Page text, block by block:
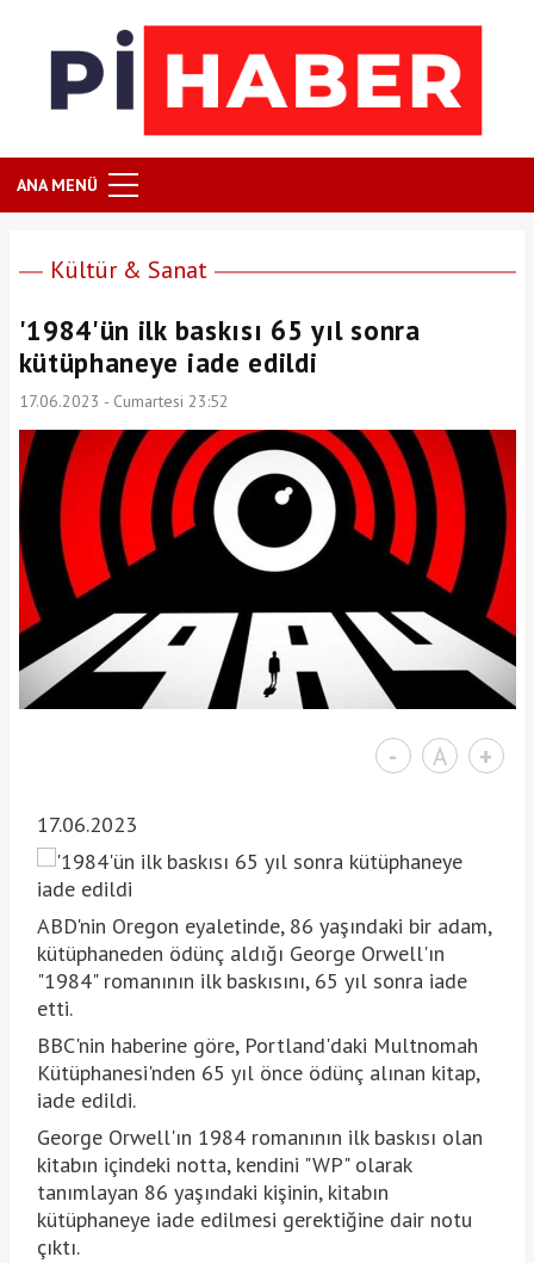
ANA MENÜ
Kültür & Sanat
'1984'ün ilk baskısı 65 yıl sonra
kütüphaneye iade edildi
17.06.2023 - Cumartesi 23:52
- A +
17.06.2023
ABD'nin Oregon eyaletinde, 86 yaşındaki bir adam,
kütüphaneden ödünç aldığı George Orwell'ın
"1984" romanının ilk baskısını, 65 yıl sonra iade
etti.
BBC'nin haberine göre, Portland'daki Multnomah
Kütüphanesi'nden 65 yıl önce ödünç alınan kitap,
iade edildi.
George Orwell'ın 1984 romanının ilk baskısı olan
kitabın içindeki notta, kendini "WP" olarak
tanımlayan 86 yaşındaki kişinin, kitabın
kütüphaneye iade edilmesi gerektiğine dair notu
çıktı.